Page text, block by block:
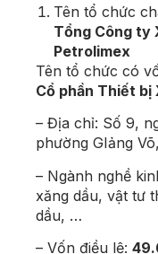
Tên tổ chức
Tổng Công ty
Petrolimex
Tên tổ chức có
Cổ phần Thiết bị
– Địa chỉ: Số 9,
phường GIảng
– Ngành nghề
xăng dầu, vật tư
dầu, …
– Vốn điều lệ: